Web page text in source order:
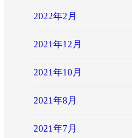
2022年2月
2021年12月
2021年10月
2021年8月
2021年7月